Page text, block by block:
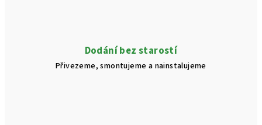
Dodání bez starostí
Přivezeme, smontujeme a nainstalujeme